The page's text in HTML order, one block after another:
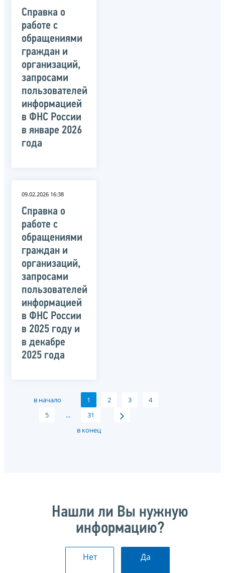
Справка о
работе с
обращениями
граждан и
организаций,
запросами
пользователей
информацией
в ФНС России
в январе 2026
года
09.02.2026 16:38
Справка о
работе с
обращениями
граждан и
организаций,
запросами
пользователей
информацией
в ФНС России
в 2025 году и
в декабре
2025 года
в начало 1 2 3
4
5
...
31
в конец
Нашли ли Вы нужную
информацию?
Нет Да